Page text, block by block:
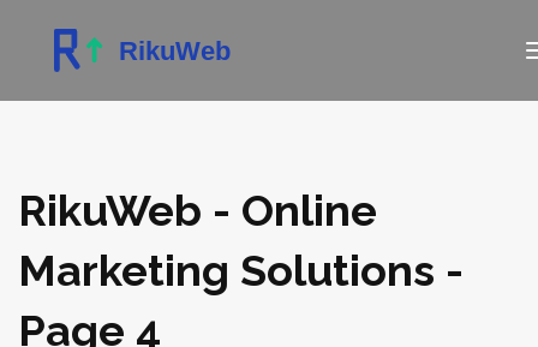
RikuWeb - Online
Marketing Solutions -
Page 4